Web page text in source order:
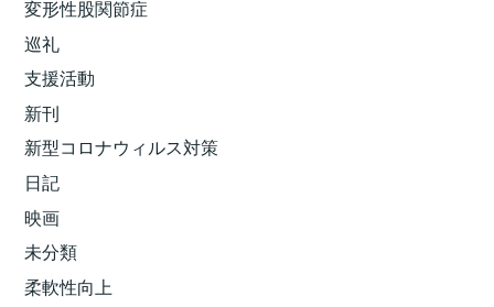
変形性股関節症
巡礼
支援活動
新刊
新型コロナウィルス対策
日記
映画
未分類
柔軟性向上